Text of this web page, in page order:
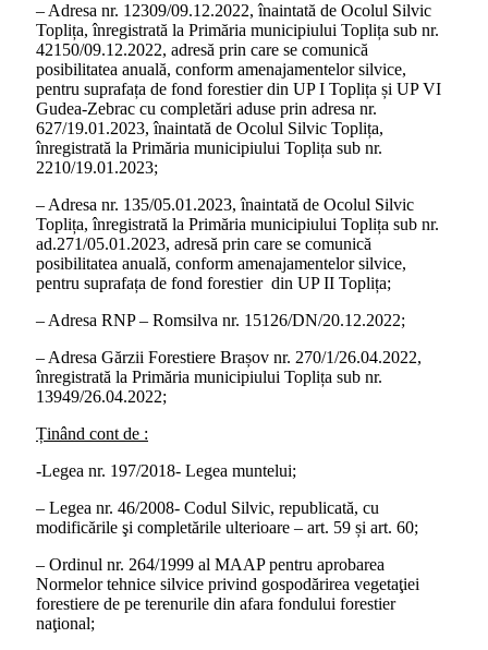
– Adresa nr. 12309/09.12.2022, înaintată de Ocolul Silvic
Toplița, înregistrată la Primăria municipiului Toplița sub nr.
42150/09.12.2022, adresă prin care se comunică
posibilitatea anuală, conform amenajamentelor silvice,
pentru suprafața de fond forestier din UP I Toplița și UP VI
Gudea-Zebrac cu completări aduse prin adresa nr.
627/19.01.2023, înaintată de Ocolul Silvic Toplița,
înregistrată la Primăria municipiului Toplița sub nr.
2210/19.01.2023;
– Adresa nr. 135/05.01.2023, înaintată de Ocolul Silvic
Toplița, înregistrată la Primăria municipiului Toplița sub nr.
ad.271/05.01.2023, adresă prin care se comunică
posibilitatea anuală, conform amenajamentelor silvice,
pentru suprafața de fond forestier din UP II Toplița;
– Adresa RNP – Romsilva nr. 15126/DN/20.12.2022;
– Adresa Gărzii Forestiere Brașov nr. 270/1/26.04.2022,
înregistrată la Primăria municipiului Toplița sub nr.
13949/26.04.2022;
Ținând cont de :
-Legea nr. 197/2018- Legea muntelui;
– Legea nr. 46/2008- Codul Silvic, republicată, cu
modificările şi completările ulterioare – art. 59 și art. 60;
– Ordinul nr. 264/1999 al MAAP pentru aprobarea
Normelor tehnice silvice privind gospodărirea vegetaţiei
forestiere de pe terenurile din afara fondului forestier
naţional;